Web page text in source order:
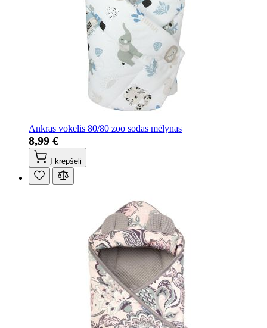
Ankras vokelis 80/80 zoo sodas mėlynas
8,99 €
Į krepšelį